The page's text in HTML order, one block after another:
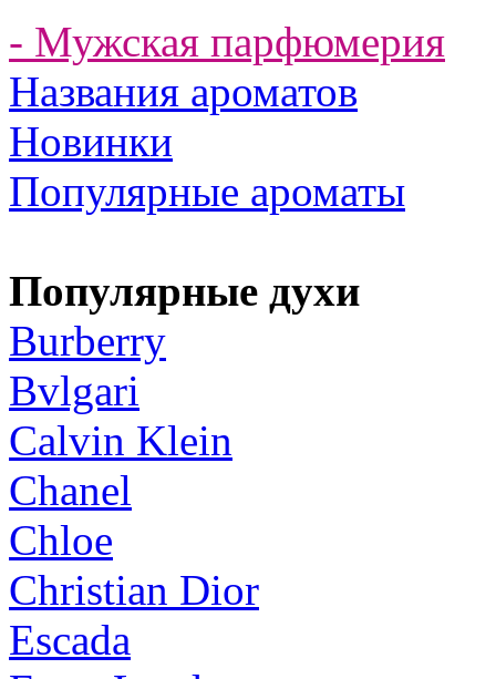
- Мужская парфюмерия
Названия ароматов
Новинки
Популярные ароматы
Популярные духи
Burberry
Bvlgari
Calvin Klein
Chanel
Chloe
Christian Dior
Escada